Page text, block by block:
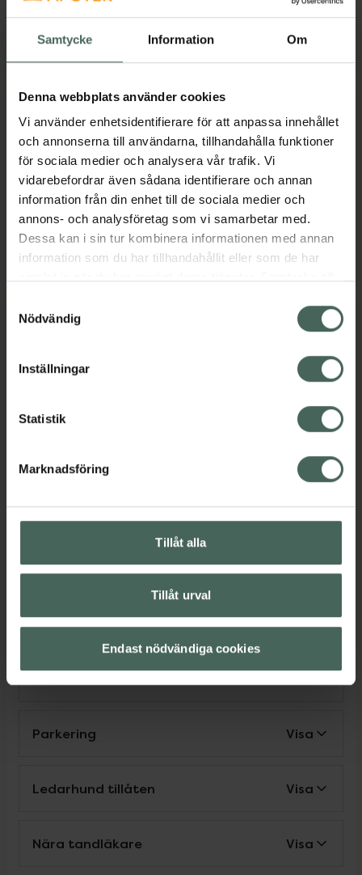
Samtycke Information Om
Denna webbplats använder cookies
Vi använder enhetsidentifierare för att anpassa innehållet
och annonserna till användarna, tillhandahålla funktioner
för sociala medier och analysera vår trafik. Vi
vidarebefordrar även sådana identifierare och annan
information från din enhet till de sociala medier och
annons- och analysföretag som vi samarbetar med.
Dessa kan i sin tur kombinera informationen med annan
information som du har tillhandahållit eller som de har
återkalla ditt samtycke via webbplatsens
cookieinställningar. Ett återkallat samtycke påverkar inte
lagligheten av behandling som skett innan återkallelsen.
Nödvändig
Inställningar
Statistik
Marknadsföring
Tillåt alla
Tillåt urval
Endast nödvändiga cookies
Söndag Stängt
Språk
Svenska
Engelska
Tänk på att personen som pratar ett visst språk inte
finns på apoteket alla dagar, så vissa avvikelser kan
förekomma. Kontakta oss gärna om du har frågor.
Service
Visa
Visa
Nära matbutik Visa
Leverans till apotek Visa
Parkering Visa
Ledarhund tillåten Visa
Nära tandläkare Visa